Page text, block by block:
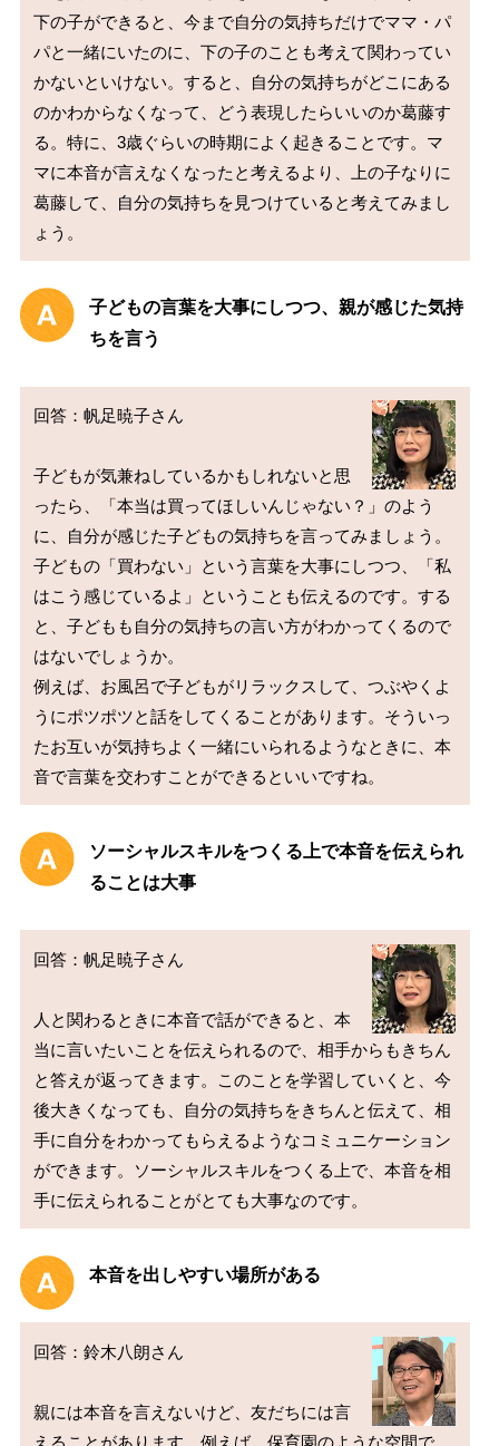
下の子ができると、今まで自分の気持ちだけでママ・パ
パと一緒にいたのに、下の子のことも考えて関わってい
かないといけない。すると、自分の気持ちがどこにある
のかわからなくなって、どう表現したらいいのか葛藤す
る。特に、3歳ぐらいの時期によく起きることです。マ
マに本音が言えなくなったと考えるより、上の子なりに
葛藤して、自分の気持ちを見つけていると考えてみまし
子どもの言葉を大事にしつつ、親が感じた気持
ちを言う
回答：帆足暁子さん
子どもが気兼ねしているかもしれないと思
ったら、「本当は買ってほしいんじゃない？」のよう
に、自分が感じた子どもの気持ちを言ってみましょう。
子どもの「買わない」という言葉を大事にしつつ、「私
はこう感じているよ」ということも伝えるのです。する
と、子どもも自分の気持ちの言い方がわかってくるので
はないでしょうか。
例えば、お風呂で子どもがリラックスして、つぶやくよ
うにポツポツと話をしてくることがあります。そういっ
たお互いが気持ちよく一緒にいられるようなときに、本
ソーシャルスキルをつくる上で本音を伝えられ
ることは大事
回答：帆足暁子さん
人と関わるときに本音で話ができると、本
当に言いたいことを伝えられるので、相手からもきちん
と答えが返ってきます。このことを学習していくと、今
後大きくなっても、自分の気持ちをきちんと伝えて、相
手に自分をわかってもらえるようなコミュニケーション
ができます。ソーシャルスキルをつくる上で、本音を相
本音を出しやすい場所がある
回答：鈴木八朗さん
親には本音を言えないけど、友だちには言
えることがあります。例えば、保育園のような空間で